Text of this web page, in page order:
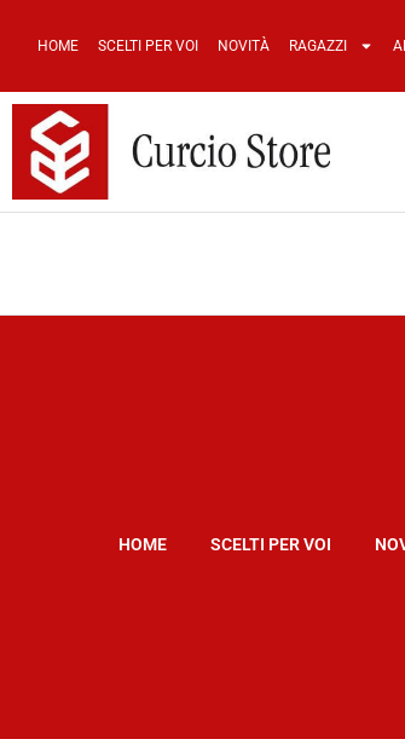
HOME SCELTI PER VOI NOVITÀ RAGAZZI
HOME SCELTI PER VOI